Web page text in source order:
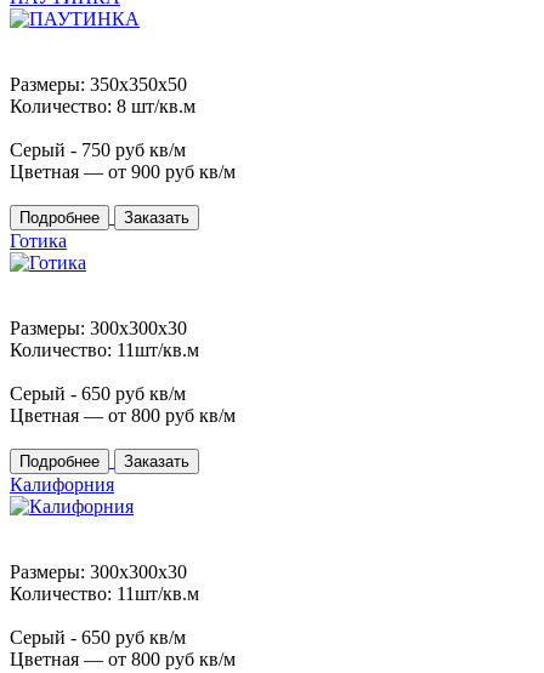
Размеры: 350x350x50
Количество: 8 шт/кв.м
Серый - 750 руб кв/м
Цветная — от 900 руб кв/м
Подробнее Заказать
Готика
Размеры: 300x300x30
Количество: 11шт/кв.м
Серый - 650 руб кв/м
Цветная — от 800 руб кв/м
Подробнее Заказать
Калифорния
Размеры: 300x300x30
Количество: 11шт/кв.м
Серый - 650 руб кв/м
Цветная — от 800 руб кв/м